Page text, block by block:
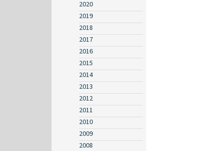
2020
2019
2018
2017
2016
2015
2014
2013
2012
2011
2010
2009
2008